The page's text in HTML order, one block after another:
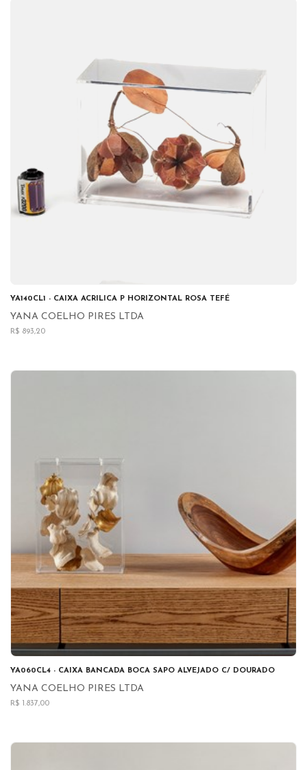
YA140CL1 - CAIXA ACRILICA P HORIZONTAL ROSA TEFÉ
YANA COELHO PIRES LTDA
R$ 893,20
YA060CL4 - CAIXA BANCADA BOCA SAPO ALVEJADO C/ DOURADO
YANA COELHO PIRES LTDA
R$ 1.837,00